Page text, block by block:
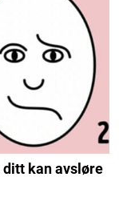
kan avsløre